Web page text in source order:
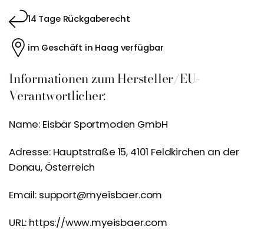
14 Tage Rückgaberecht
im Geschäft in Haag verfügbar
Informationen zum Hersteller/EU-
Verantwortlicher:
Name: Eisbär Sportmoden GmbH
Adresse: Hauptstraße 15, 4101 Feldkirchen an der
Donau, Österreich
Email: support@myeisbaer.com
URL: https://www.myeisbaer.com